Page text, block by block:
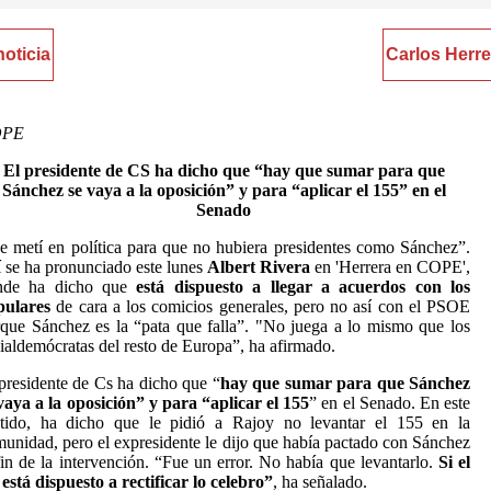
Carlos
El presidente de CS ha dicho que “hay que sumar para que
Sánchez se vaya a la oposición” y para “aplicar el 155” en el
Senado
metí en política para que no hubiera presidentes como Sánchez”.
ha pronunciado este lunes Albert Rivera en 'Herrera en COPE',
ha dicho queestá dispuesto a llegar a acuerdos con los
de cara a los comicios generales, pero no así con el PSOE
Sánchez es la “pata que falla”. "No juega a lo mismo que los
del resto de Europa”, ha afirmado.
de Cs ha dicho que “hay que sumar para que Sánchez
a la oposición” y para “aplicar el 155” en el Senado. En este
ha dicho que le pidió a Rajoy no levantar el 155 en la
pero el expresidente le dijo que había pactado con Sánchez
de la intervención. “Fue un error. No había que levantarlo. Si el
está dispuesto a rectificar lo celebro”, ha señalado.